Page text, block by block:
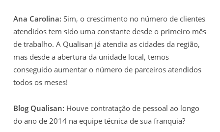
Ana Carolina: Sim, o crescimento no número de clientes
atendidos tem sido uma constante desde o primeiro mês
de trabalho. A Qualisan já atendia as cidades da região,
mas desde a abertura da unidade local, temos
conseguido aumentar o número de parceiros atendidos
todos os meses!
Blog Qualisan: Houve contratação de pessoal ao longo
do ano de 2014 na equipe técnica de sua franquia?